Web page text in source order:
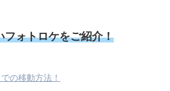
フォトロケをご紹介！
の移動方法！